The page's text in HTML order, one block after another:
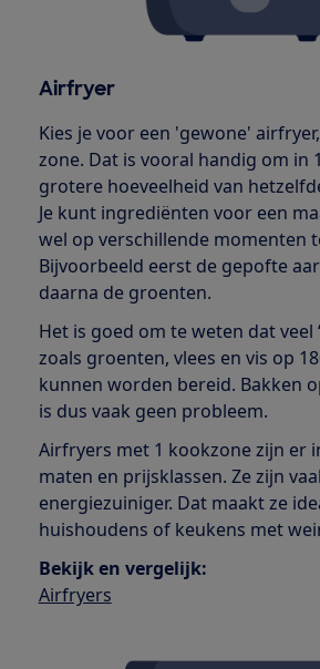
Airfryer
Kies je voor een 'gewone'
zone. Dat is vooral handig om in
grotere hoeveelheid van
Je kunt ingrediënten voor een
wel op verschillende momenten
Bijvoorbeeld eerst de gepofte
daarna de groenten.
Het is goed om te weten dat veel
zoals groenten, vlees en vis op
kunnen worden bereid. Bakken
is dus vaak geen probleem.
Airfryers met 1 kookzone zijn er
maten en prijsklassen. Ze zijn
energiezuiniger. Dat maakt ze
huishoudens of keukens met
Bekijk en vergelijk:
Airfryers